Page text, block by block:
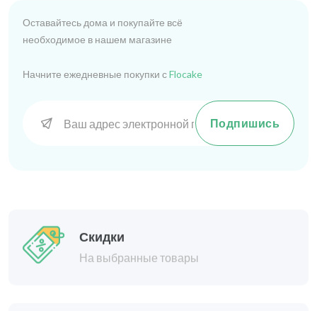
Оставайтесь дома и покупайте всё
необходимое в нашем магазине
Начните ежедневные покупки сFlocake
Подпишись
Скидки